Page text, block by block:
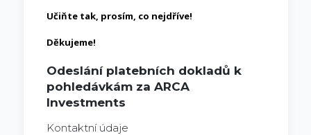
Učiňte tak, prosím, co nejdříve!
Děkujeme!
Odeslání platebních dokladů k
pohledávkám za ARCA
Investments
Kontaktní údaje